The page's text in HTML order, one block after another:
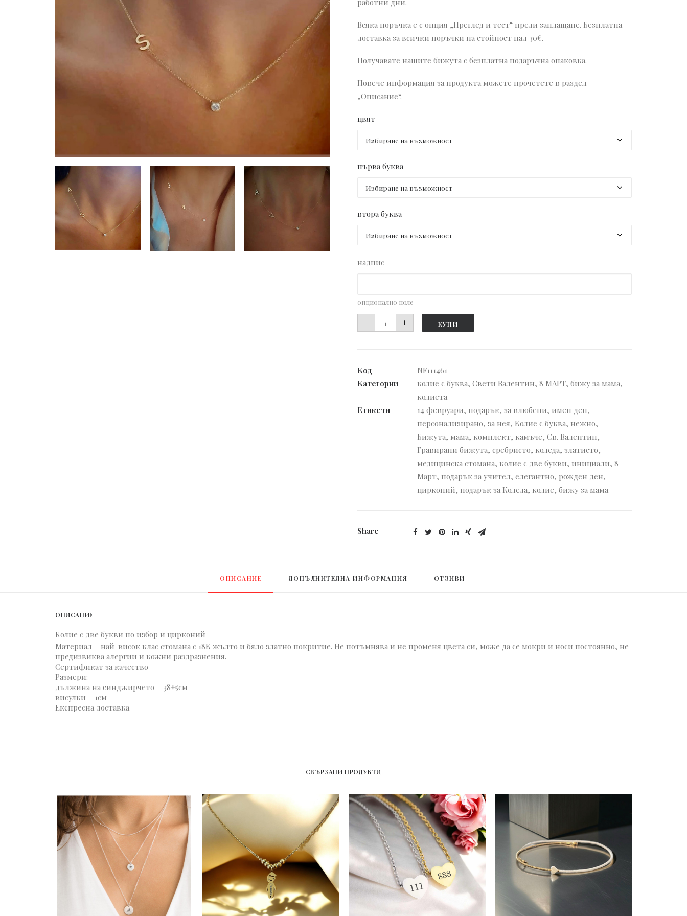
работни дни.
Всяка поръчка е с опция „Преглед и тест“ преди заплащане. Безплатна
доставка за всички поръчки на стойност над 30€.
Получавате нашите бижута с безплатна подаръчна опаковка.
Повече информация за продукта можете прочетете в раздел
„Описание“.
цвят
първа буква
втора буква
надпис
опционално поле
-
количество
за
букви
избор
+ КУПИ
Код
NF111461
Категории
колие с буква, Свети Валентин, 8 МАРТ, бижу за мама,
колиета
Етикети
14 февруари, подарък, за влюбени, имен ден,
персонализирано, за нея, Колие с буква, нежно,
Бижута, мама, комплект, камъче, Св. Валентин,
Гравирани бижута, сребристо, коледа, златисто,
медицинска стомана, колие с две букви, инициали, 8
Март, подарък за учител, елегантно, рожден ден,
цирконий, подарък за Коледа, колие, бижу за мама
Share
ОПИСАНИЕ ДОПЪЛНИТЕЛНА ИНФОРМАЦИЯ ОТЗИВИ
ОПИСАНИЕ
Колие с две букви по избор и цирконий
Материал – най-висок клас стомана с 18К жълто и бяло златно покритие. Не потъмнява и не променя цвета си, може да се мокри и носи постоянно, не
предизвиква алергии и кожни раздразнения.
Сертификат за качество
Размери:
дължина на синджирчето – 38+5см
висулки – 1см
Експресна доставка
СВЪРЗАНИ ПРОДУКТИ